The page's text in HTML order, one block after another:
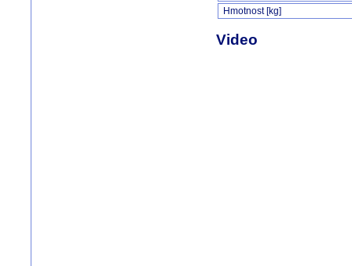
Hmotnost [kg]
Video